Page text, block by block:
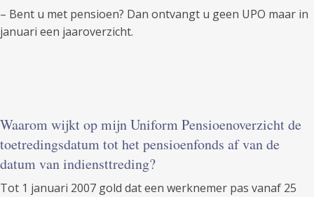
– Bent u met pensioen? Dan ontvangt u geen UPO maar in
januari een jaaroverzicht.
Waarom wijkt op mijn Uniform Pensioenoverzicht de
toetredingsdatum tot het pensioenfonds af van de
datum van indiensttreding?
Tot 1 januari 2007 gold dat een werknemer pas vanaf 25